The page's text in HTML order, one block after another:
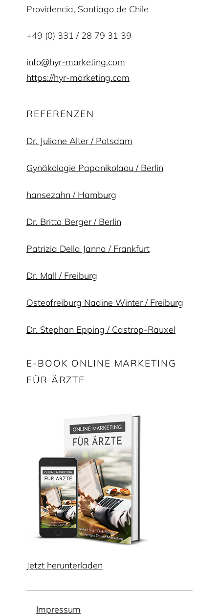
Providencia, Santiago de Chile
+49 (0) 331 / 28 79 31 39
info@hyr-marketing.com
https://hyr-marketing.com
REFERENZEN
Dr. Juliane Alter / Potsdam
Gynäkologie Papanikolaou / Berlin
hansezahn / Hamburg
Dr. Britta Berger / Berlin
Patrizia Della Janna / Frankfurt
Dr. Mall / Freiburg
Osteofreiburg Nadine Winter / Freiburg
Dr. Stephan Epping / Castrop-Rauxel
E-BOOK ONLINE MARKETING
FÜR ÄRZTE
Jetzt herunterladen
Impressum